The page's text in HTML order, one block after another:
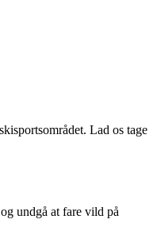
Lad os tage
undgå at fare vild på